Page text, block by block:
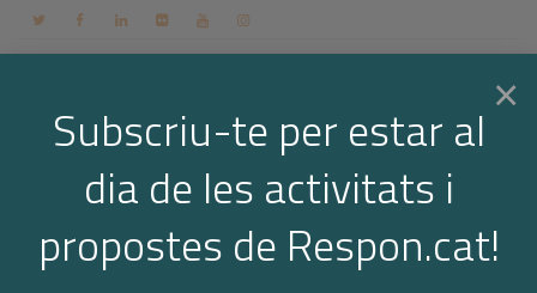
Contacte Espai membres Login CA
Ilersis
Home Ilersis truqueu-nos al +34 93 677 1000 info@respon.cat
×
Subscriu-te per estar al
dia de les activitats i
propostes de Respon.cat!